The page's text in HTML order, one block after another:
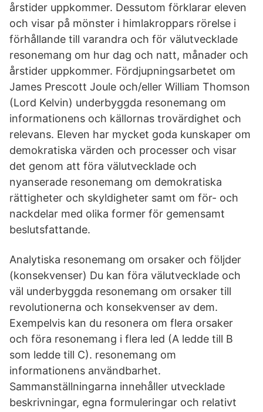
årstider uppkommer. Dessutom förklarar eleven
och visar på mönster i himlakroppars rörelse i
förhållande till varandra och för välutvecklade
resonemang om hur dag och natt, månader och
årstider uppkommer. Fördjupningsarbetet om
James Prescott Joule och/eller William Thomson
(Lord Kelvin) underbyggda resonemang om
informationens och källornas trovärdighet och
relevans. Eleven har mycket goda kunskaper om
demokratiska värden och processer och visar
det genom att föra välutvecklade och
nyanserade resonemang om demokratiska
rättigheter och skyldigheter samt om för- och
nackdelar med olika former för gemensamt
beslutsfattande.
Analytiska resonemang om orsaker och följder
(konsekvenser) Du kan föra välutvecklade och
väl underbyggda resonemang om orsaker till
revolutionerna och konsekvenser av dem.
Exempelvis kan du resonera om flera orsaker
och föra resonemang i flera led (A ledde till B
som ledde till C). resonemang om
informationens användbarhet.
Sammanställningarna innehåller utvecklade
beskrivningar, egna formuleringar och relativt